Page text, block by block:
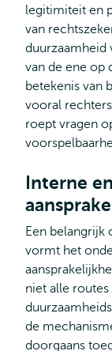
legitimiteit en
van
duurzaamheid
van de ene op
betekenis van
vooral
roept vragen
Interne
Een belangrijk
vormt het
niet alle
de
doorgaans